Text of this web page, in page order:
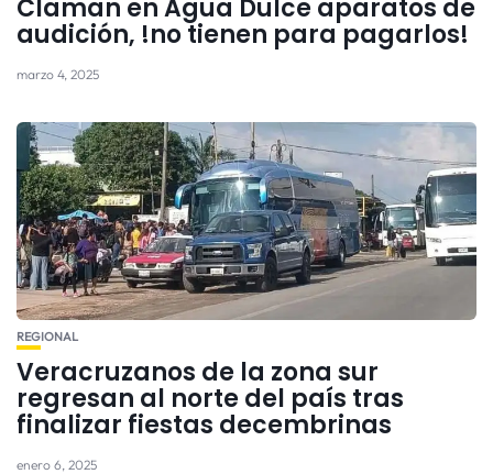
Claman en Agua Dulce aparatos de
audición, !no tienen para pagarlos!
marzo 4, 2025
REGIONAL
Veracruzanos de la zona sur
regresan al norte del país tras
finalizar fiestas decembrinas
enero 6, 2025